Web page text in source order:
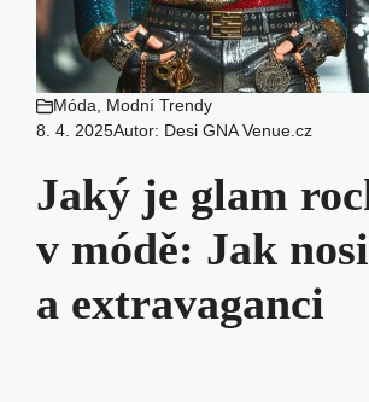
Móda
Modní Trendy
8. 4. 2025Autor: Desi GNA Venue.cz
Jaký je glam
v módě: Jak
a extravaganci